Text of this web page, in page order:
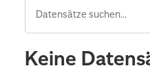
Keine